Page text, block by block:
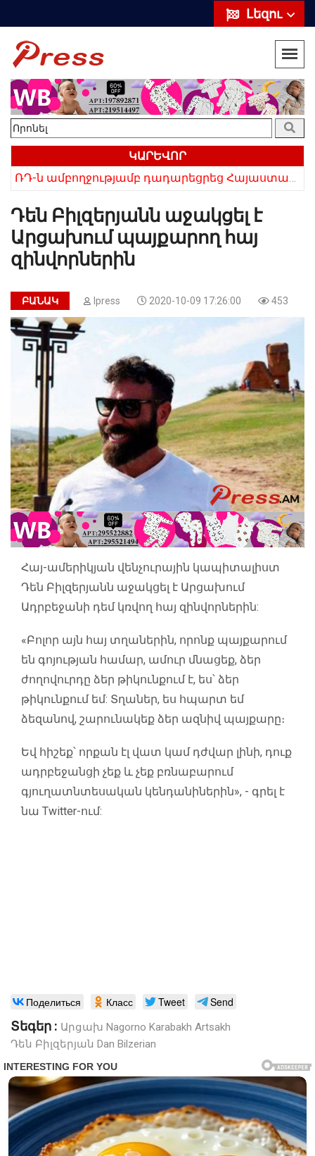
Լեզու
ԿԱՐԵՎՈՐ
ՌԴ-ն ամբողջությամբ դադարեցրեց Հայաստանից ծիրանի ներմուծումը
Դեն Բիլզերյանն աջակցել է
Արցախում պայքարող հայ
զինվորներին
ԲԱՆԱԿ Ipress 2020-10-09 17:26:00 453
Հայ-ամերիկյան վենչուրային կապիտալիստ
Դեն Բիլզերյանն աջակցել է Արցախում
Ադրբեջանի դեմ կռվող հայ զինվորներին:
«Բոլոր այն հայ տղաներին, որոնք պայքարում
են գոյության համար, ամուր մնացեք, ձեր
ժողովուրդը ձեր թիկունքում է, ես՝ ձեր
թիկունքում եմ: Տղաներ, ես հպարտ եմ
ձեզանով, շարունակեք ձեր ազնիվ պայքարը։
Եվ հիշեք՝ որքան էլ վատ կամ դժվար լինի, դուք
ադրբեջանցի չեք և չեք բռնաբարում
գյուղատնտեսական կենդանիներին», - գրել է
նա Twitter-ում:
Поделиться Класс Tweet Send
Տեգեր : Արցախ Nagorno Karabakh Artsakh
Դեն Բիլզերյան Dan Bilzerian